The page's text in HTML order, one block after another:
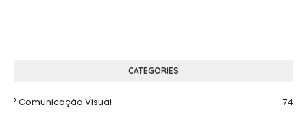
CATEGORIES
Comunicação Visual
74